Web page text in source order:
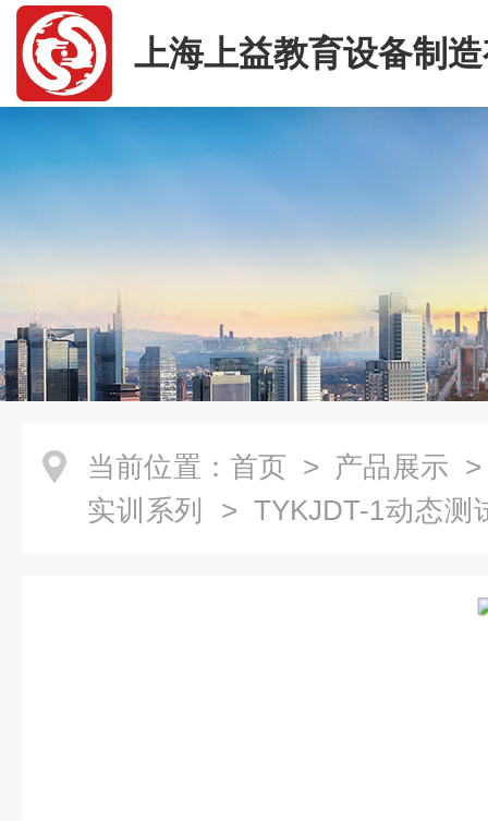
上海上益教育设备制
司
当前位置： 首页 > 产品展示
实训系列
> TYKJDT-1动态测